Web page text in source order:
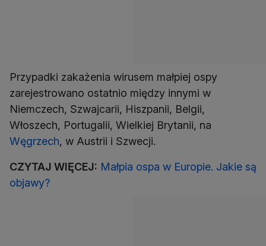
Przypadki zakażenia wirusem małpiej ospy
zarejestrowano ostatnio między innymi w
Niemczech, Szwajcarii, Hiszpanii, Belgii,
Włoszech, Portugalii, Wielkiej Brytanii, na
Węgrzech, w Austrii i Szwecji.
CZYTAJ WIĘCEJ: Małpia ospa w Europie. Jakie są
objawy?